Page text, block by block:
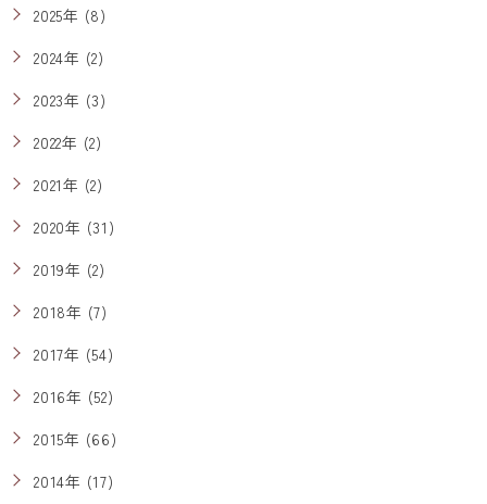
2025年 (8)
2024年 (2)
2023年 (3)
2022年 (2)
2021年 (2)
2020年 (31)
2019年 (2)
2018年 (7)
2017年 (54)
2016年 (52)
2015年 (66)
2014年 (17)